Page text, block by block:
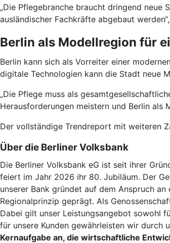
„Die Pflegebranche braucht dringend neue
ausländischer Fachkräfte abgebaut
Berlin als Modellregion für
Berlin kann sich als Vorreiter einer
digitale Technologien kann die Stadt neue
„Die Pflege muss als
Herausforderungen meistern und Berlin als
Der vollständige Trendreport mit weiteren
Über die Berliner Volksbank
Die Berliner Volksbank eG ist seit ihrer
feiert im Jahr 2026 ihr 80. Jubiläum. Der
unserer Bank gründet auf dem Anspruch
Regionalprinzip geprägt. Als
Dabei gilt unser Leistungsangebot sowohl
für unsere Kunden gewährleisten wir durch
Kernaufgabe an, die wirtschaftliche